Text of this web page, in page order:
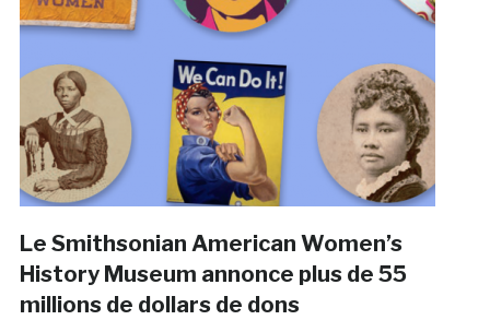
Le Smithsonian American Women’s
History Museum annonce plus de 55
millions de dollars de dons